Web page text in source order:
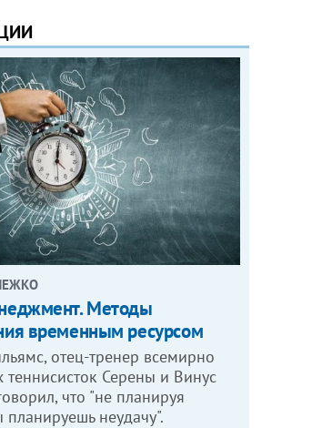
Методы
временным ресурсом
отец-тренер всемирно
теннисисток Серены и Винус
что "не планируя
планируешь неудачу".